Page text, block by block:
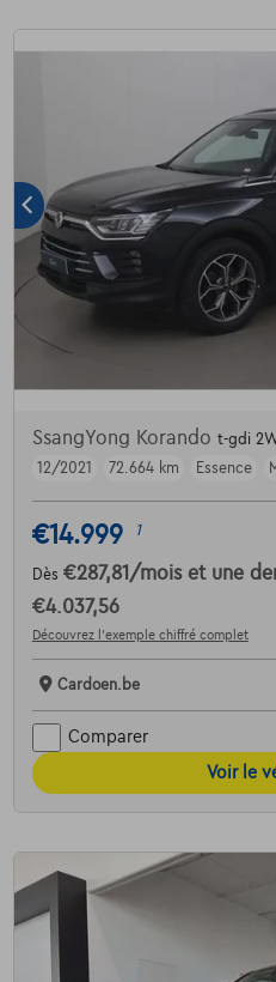
SsangYong Korando t-gdi
12/2021
72.664 km Essence
€14.999 1
Dès €287,81 /mois et une
€4.037,56
Découvrez l’exemple chiffré complet
Cardoen.be
Comparer
Voir le